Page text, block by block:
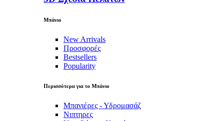
Μπάνιο
New Arrivals
Προσφορές
Bestsellers
Popularity
Περισσότερα για το Μπάνιο
Μπανιέρες - Υδρομασάζ
Νιπτηρες